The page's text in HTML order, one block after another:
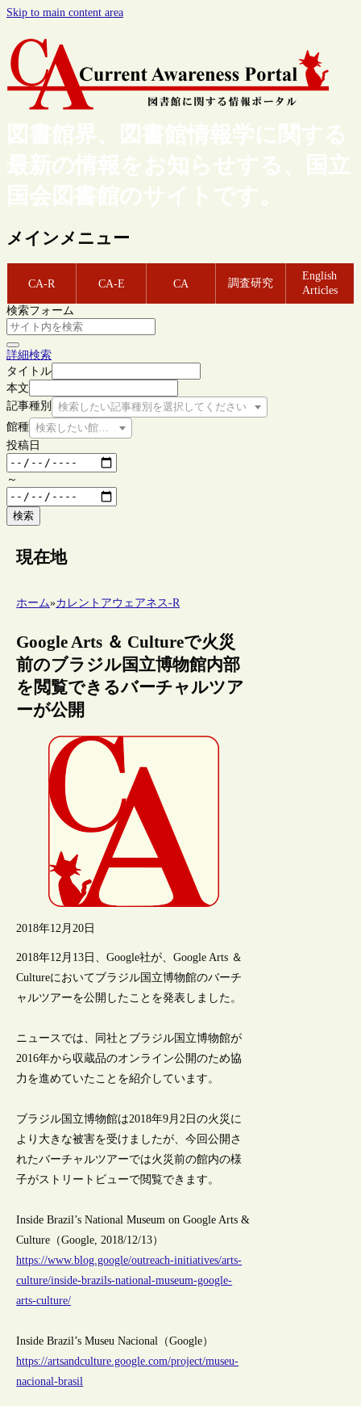
Skip to main content area
図書館界、図書館情報学に関する
最新の情報をお知らせする、国立
国会図書館のサイトです。
メインメニュー
CA-R CA-E CA 調査研究
English
Articles
検索フォーム
詳細検索
タイトル
本文
記事種別
検索したい記事種別を選択してください
館種 検索したい館種を選択してください
投稿日
～
検索
現在地
ホーム»カレントアウェアネス-R
Google Arts ＆ Cultureで火災
前のブラジル国立博物館内部
を閲覧できるバーチャルツア
ーが公開
2018年12月20日
2018年12月13日、Google社が、Google Arts ＆
Cultureにおいてブラジル国立博物館のバーチ
ャルツアーを公開したことを発表しました。
ニュースでは、同社とブラジル国立博物館が
2016年から収蔵品のオンライン公開のため協
力を進めていたことを紹介しています。
ブラジル国立博物館は2018年9月2日の火災に
より大きな被害を受けましたが、今回公開さ
れたバーチャルツアーでは火災前の館内の様
子がストリートビューで閲覧できます。
Inside Brazil’s National Museum on Google Arts &
Culture（Google, 2018/12/13）
https://www.blog.google/outreach-initiatives/arts-
culture/inside-brazils-national-museum-google-
arts-culture/
Inside Brazil’s Museu Nacional（Google）
https://artsandculture.google.com/project/museu-
nacional-brasil